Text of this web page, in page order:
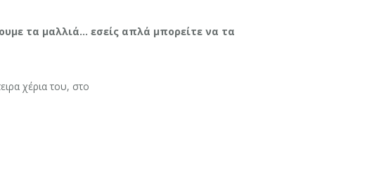
τα μαλλιά… εσείς απλά μπορείτε να τα
χέρια του, στο